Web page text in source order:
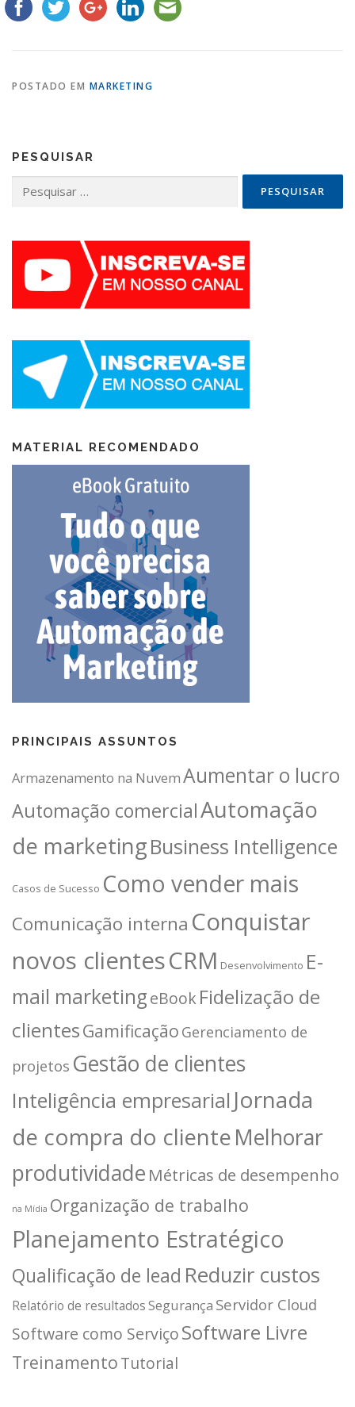
POSTADO EM MARKETING
PESQUISAR
por:
MATERIAL RECOMENDADO
PRINCIPAIS ASSUNTOS
Armazenamento na NuvemAumentar o lucro
Automação comercialAutomação
de marketingBusiness Intelligence
Casos de Sucesso Como vender mais
Comunicação interna Conquistar
novos clientesCRM Desenvolvimento E-
mail marketingeBookFidelização de
clientesGamificação Gerenciamento de
projetos Gestão de clientes
Inteligência empresarial Jornada
de compra do clienteMelhorar
produtividade Métricas de desempenho
na Mídia Organização de trabalho
Planejamento Estratégico
Qualificação de lead Reduzir custos
Relatório de resultadosSegurança Servidor Cloud
Software como ServiçoSoftware Livre
TreinamentoTutorial